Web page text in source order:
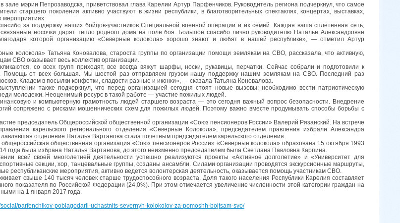
зале мэрии Петрозаводска, приветствовал глава Карелии Артур Парфенчиков. Руководитель региона подчеркнул, что самое
старшего поколения активно участвуют в жизни республики, в благотворительных спектаклях, концертах, выставках,
мероприятиях.
за поддержку наших бойцов-участников Специальной военной операции и их семей. Каждая ваша сплетенная сеть,
носочки дарят тепло родного дома на поле боя. Большое спасибо лично руководителю Наталье Александровне
которой организацию «Северные колокола» хорошо знают и любят в нашей республике», — отметил Артур
колокола» Татьяна Коновалова, староста группы по организации помощи землякам на СВО, рассказала, что активную,
СВО оказывает весь коллектив организации.
со всех групп приходят, все всегда вяжут шарфы, носки, рукавицы, перчатки. Сейчас собрали и подготовили к
Помощь от всех большая. Мы шестой раз отправляем грузом нашу поддержку нашим землякам на СВО. Последний раз
Кладем в посылки конфетки, сладости разные и иконки», — сказала Татьяна Коновалова.
также подчеркнул, что перед организацией сегодня стоят новые вызовы: необходимо вести патриотическую
молодежи. Неоценимый ресурс в такой работе — участие пожилых людей.
и компьютерную грамотность людей старшего возраста — это сегодня важный вопрос безопасности. Внедрение
сопряжено с рисками мошеннических схем для пожилых людей. Поэтому важно вместе продумывать способы борьбы с
председатель Общероссийской общественной организации «Союз пенсионеров России» Валерий Рязанский. На встрече
карельского регионального отделения «Северные Колокола», председателем правления избрали Александра
отделение Наталья Вартанова стала почетным председателем карельского отделения.
общероссийская общественная организация «Союз пенсионеров России» «Северные колокола» образована 15 октября 1993
года была избрана Наталья Вартанова, до этого неизменно председателем была Светлана Павловна Карпина.
всей своей многолетней деятельности успешно реализуются проекты «Активное долголетие» и «Университет для
секции, хор, танцевальные группы, созданы ансамбли. Силами организации проводятся экскурсионные маршруты,
республиканские мероприятия, активно ведется волонтерская деятельность, оказывается помощь участникам СВО.
свыше 140 тысяч человек старше трудоспособного возраста. Доля такого населения Республики Карелия составляет
показателя по Российской Федерации (24,0%). При этом отмечается увеличение численности этой категории граждан на
на 1 января 2017 года.
social/parfenchikov-poblagodaril-uchastnits-severnyh-kolokolov-za-pomoshh-bojtsam-svo/